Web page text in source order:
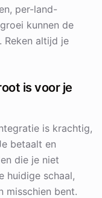
per-land-
kunnen de
Reken altijd je
is voor je
is krachtig,
betaalt en
die je niet
huidige schaal,
misschien bent.